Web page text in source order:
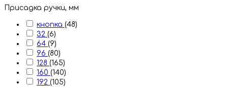
Присадка ручки, мм
кнопка (48)
32 (6)
64 (9)
96 (80)
128 (165)
160 (140)
192 (105)